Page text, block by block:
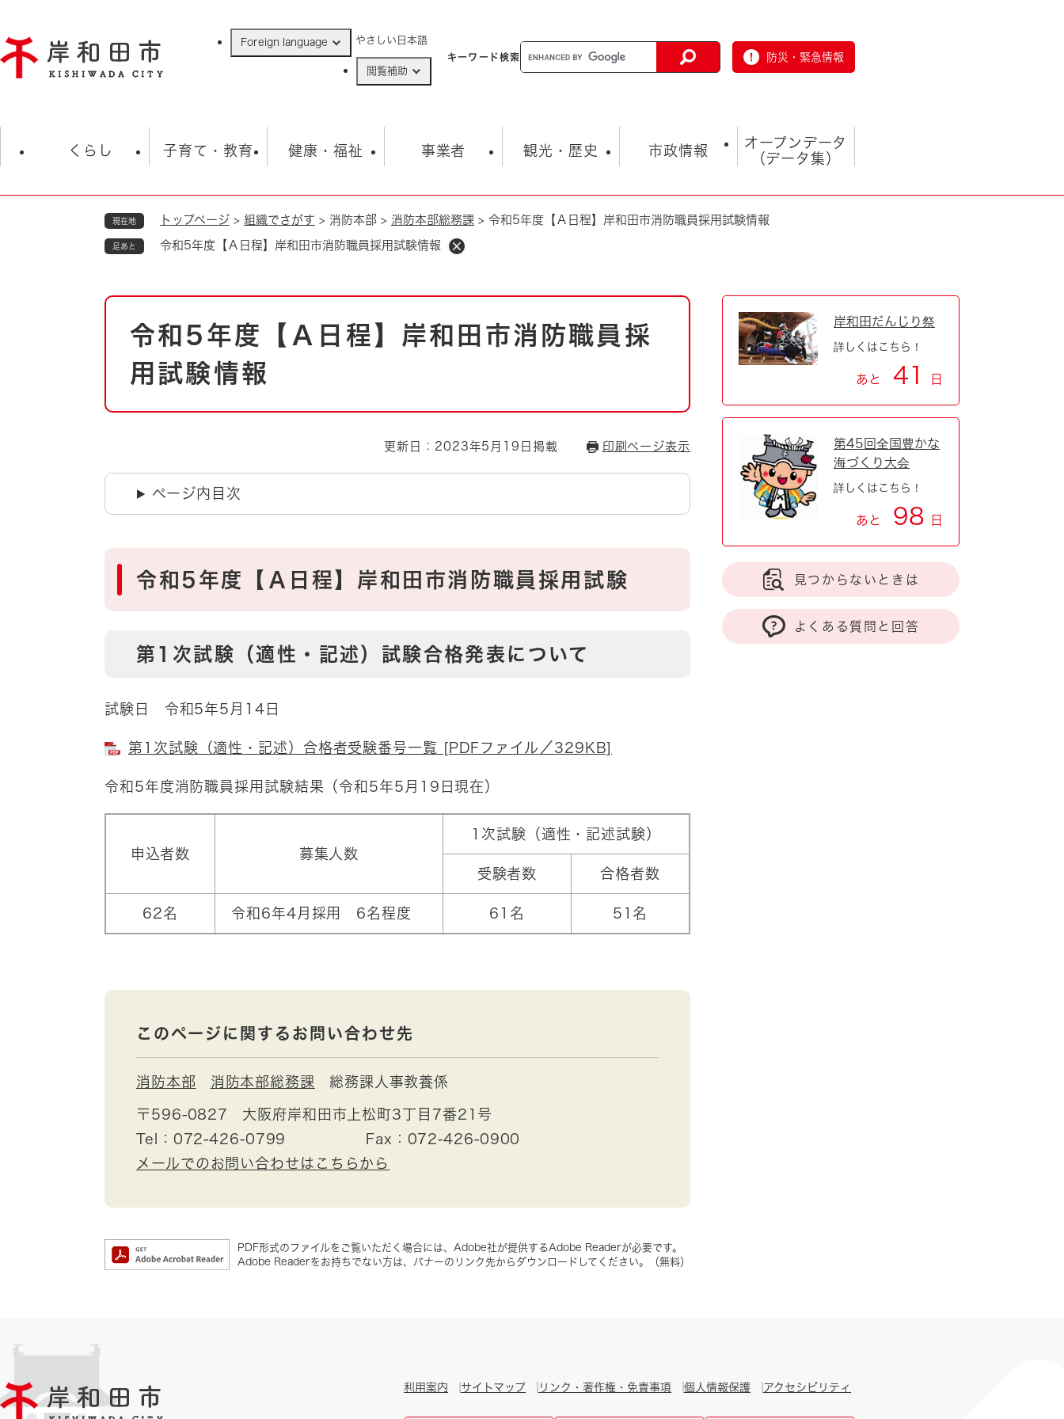
ジ
の
Foreign language やさしい日本語
閲覧補助
キーワード検索 防災・緊急情報
くらし
住民票・戸籍
ごみ・衛生・動物 救急・消防
防災・防犯 上水道・下水道
自然・環境・公園 住宅
引っ越し
道路・河川・交通
とじる
子育て・教育
学校 子育て
健康・福祉
福祉・健康・生活 生涯学習・スポーツ
事業者
入札・契約情報 まちづくり・協働
環境 福祉・介護
観光・歴史
観光 観光スポット
とじる
市政情報
市の概要 総合計画
市政 職員採用情報
市役所・施設の案内
オープンデータ
（データ集）
オープンデータ
現在地 トップページ > 組織でさがす > 消防本部 > 消防本部総務課 > 令和5年度【Ａ日程】岸和田市消防職員採用試験情報
足あと 令和5年度【Ａ日程】岸和田市消防職員採用試験情報
本
令和5年度【Ａ日程】岸和田市消防職員採
用試験情報
更新日：2023年5月19日掲載 印刷ページ表示
ページ内目次
令和5年度【Ａ日程】岸和田市消防職員採用試験
第1次試験（適性・記述）試験合格発表について
試験日 令和5年5月14日
第1次試験（適性・記述）合格者受験番号一覧 [PDFファイル／329KB]
令和5年度消防職員採用試験結果（令和5年5月19日現在）
申込者数 募集人数
1次試験（適性・記述試験）
受験者数 合格者数
62名 令和6年4月採用 6名程度 61名 51名
このページに関するお問い合わせ先
消防本部 消防本部総務課 総務課人事教養係
〒596-0827
大阪府岸和田市上松町3丁目7番21号
Tel：072-426-0799
Fax：072-426-0900
メールでのお問い合わせはこちらから
PDF形式のファイルをご覧いただく場合には、Adobe社が提供するAdobe Readerが必要です。
Adobe Readerをお持ちでない方は、バナーのリンク先からダウンロードしてください。（無料）
岸和田だんじり祭
詳しくはこちら！
あと 41 日
第45回全国豊かな
海づくり大会
詳しくはこちら！
あと 98 日
見つからないときは
よくある質問と回答
利用案内 サイトマップ リンク・著作権・免責事項 個人情報保護 アクセシビリティ